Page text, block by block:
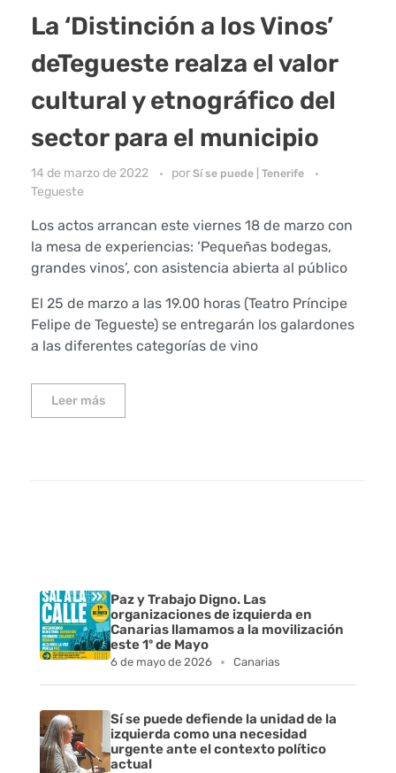
La ‘Distinción a los Vinos’
deTegueste realza el valor
cultural y etnográfico del
sector para el municipio
14 de marzo de 2022 por Sí se puede | Tenerife
Tegueste
Los actos arrancan este viernes 18 de marzo con
la mesa de experiencias: ‘Pequeñas bodegas,
grandes vinos’, con asistencia abierta al público
El 25 de marzo a las 19.00 horas (Teatro Príncipe
Felipe de Tegueste) se entregarán los galardones
a las diferentes categorías de vino
Leer más
Paz y Trabajo Digno. Las
organizaciones de izquierda en
Canarias llamamos a la movilización
este 1º de Mayo
6 de mayo de 2026 Canarias
Sí se puede defiende la unidad de la
izquierda como una necesidad
urgente ante el contexto político
actual